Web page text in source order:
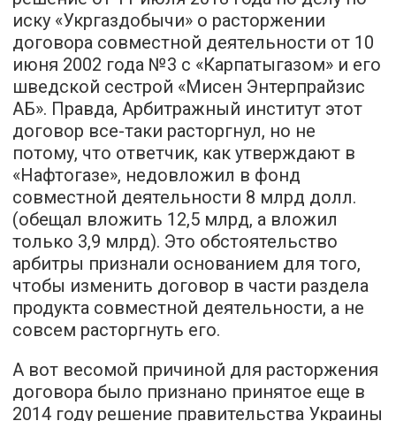
иску «Укргаздобычи» о расторжении
договора совместной деятельности от 10
июня 2002 года №3 с «Карпатыгазом» и его
шведской сестрой «Мисен Энтерпрайзис
АБ». Правда, Арбитражный институт этот
договор все-таки расторгнул, но не
потому, что ответчик, как утверждают в
«Нафтогазе», недовложил в фонд
совместной деятельности 8 млрд долл.
(обещал вложить 12,5 млрд, а вложил
только 3,9 млрд). Это обстоятельство
арбитры признали основанием для того,
чтобы изменить договор в части раздела
продукта совместной деятельности, а не
совсем расторгнуть его.
А вот весомой причиной для расторжения
договора было признано принятое еще в
2014 году решение правительства Украины